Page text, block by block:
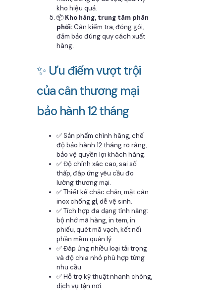
kho hiệu quả.
📦 Kho hàng, trung tâm phân
phối:Cân kiểm tra, đóng gói,
đảm bảo đúng quy cách xuất
hàng.
✨ Ưu điểm vượt trội
của cân thương mại
bảo hành 12 tháng
✅ Sản phẩm chính hãng, chế
độ bảo hành 12 tháng rõ ràng,
bảo vệ quyền lợi khách hàng.
✅ Độ chính xác cao, sai số
thấp, đáp ứng yêu cầu đo
lường thương mại.
✅ Thiết kế chắc chắn, mặt cân
inox chống gỉ, dễ vệ sinh.
✅ Tích hợp đa dạng tính năng:
bộ nhớ mã hàng, in tem, in
phiếu, quét mã vạch, kết nối
phần mềm quản lý.
✅ Đáp ứng nhiều loại tải trọng
và độ chia nhỏ phù hợp từng
nhu cầu.
✅ Hỗ trợ kỹ thuật nhanh chóng,
dịch vụ tận nơi.